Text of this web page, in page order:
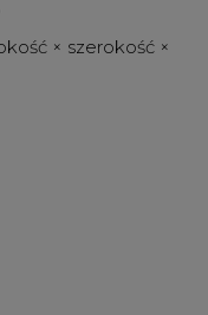
× szerokość ×